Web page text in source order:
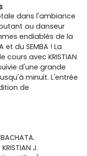
dans l'ambiance
ou danseur
endiablés de la
et du SEMBA ! La
avec KRISTIAN
d'une grande
minuit. L'entrée
de
J.